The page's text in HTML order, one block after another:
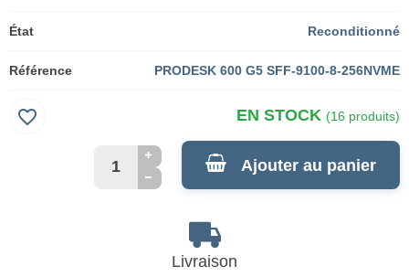
État Reconditionné
Référence PRODESK 600 G5 SFF-9100-8-256NVME
EN STOCK (16 produits)
Ajouter au panier
favorite_border
Livraison